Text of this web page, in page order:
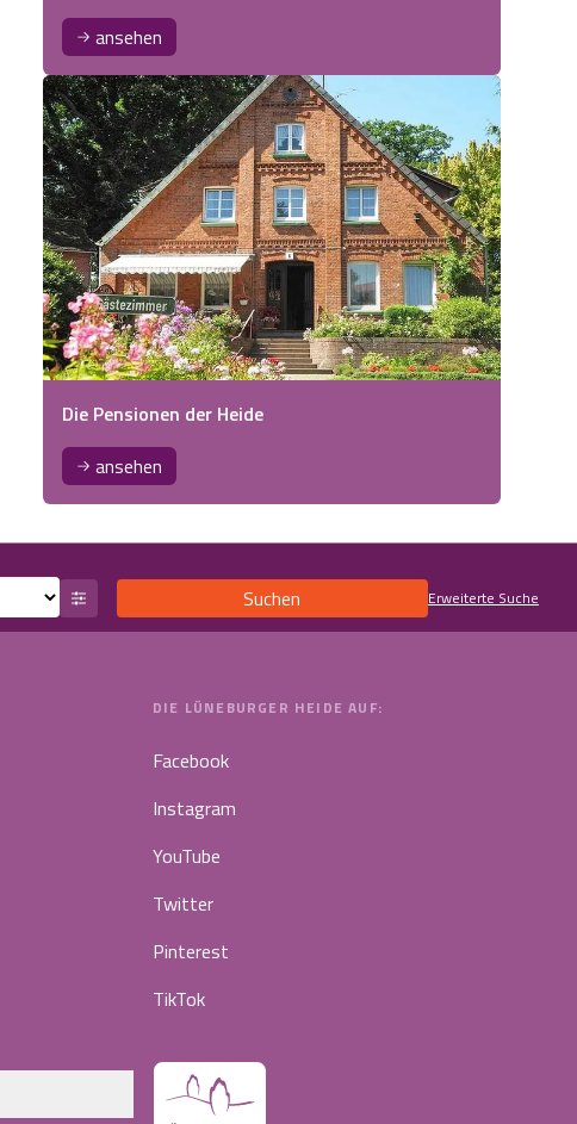
ansehen
Die Pensionen der Heide
ansehen
Suchen
Erweiterte Suche
DIE LÜNEBURGER HEIDE AUF:
Facebook
Instagram
YouTube
Twitter
Pinterest
TikTok